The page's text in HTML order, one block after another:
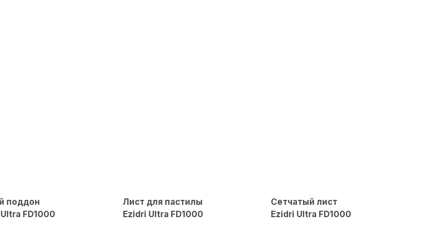
поддон
FD1000
Лист для пастилы
Ezidri Ultra FD1000
Сетчатый лист
Ezidri Ultra FD1000